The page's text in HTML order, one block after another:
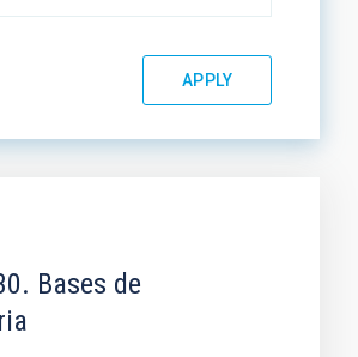
Bases de